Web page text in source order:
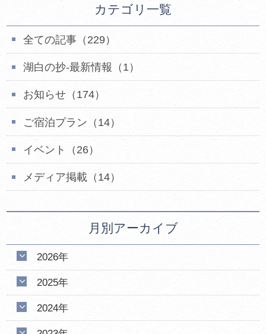
カテゴリ一覧
全ての記事（229）
湖白の抄‐最新情報（1）
お知らせ（174）
ご宿泊プラン（14）
イベント（26）
メディア掲載（14）
月別アーカイブ
2026年
2025年
2024年